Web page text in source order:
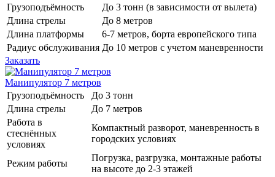
Грузоподъёмность
До 3 тонн (в зависимости от вылета)
Длина стрелы
До 8 метров
Длина платформы
6-7 метров, борта европейского типа
Радиус обслуживания До 10 метров с учетом маневренности
Заказать
Манипулятор 7 метров
Грузоподъёмность
До 3 тонн
Длина стрелы
До 7 метров
Работа в
стеснённых
условиях
Компактный разворот, маневренность в
городских условиях
Режим работы
Погрузка, разгрузка, монтажные работы
на высоте до 2-3 этажей